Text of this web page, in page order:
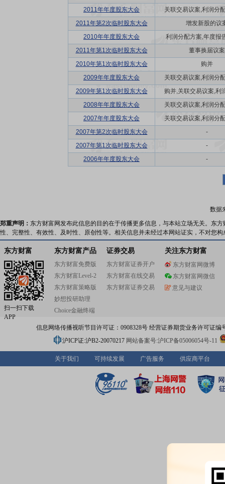
2011年年度股东大会
关联交易议案,利润分
2011年第2次临时股东大会
增发新股的议
2010年年度股东大会
利润分配方案,年度报
2011年第1次临时股东大会
董事换届议案
2010年第1次临时股东大会
购并
2009年年度股东大会
关联交易议案,利润分
2009年第1次临时股东大会
购并,关联交易议案,利
2008年年度股东大会
关联交易议案,利润分
2007年年度股东大会
关联交易议案,利润分
2007年第2次临时股东大会
-
2007年第1次临时股东大会
-
2006年年度股东大会
-
数据
郑重声明： 东方财富网发布此信息的目的在于传播更多信息，与本站立场无关。东
性、完整性、有效性、及时性、原创性等。相关信息并未经过本网站证实，不对您
东方财富
扫一扫下载
APP
东方财富产品
东方财富免费版
东方财富Level-2
东方财富策略版
妙想投研助理
Choice金融终端
证券交易
东方财富证券开户
东方财富在线交易
东方财富证券交易
关注东方财富
东方财富网微博
东方财富网微信
意见与建议
信息网络传播视听节目许可证：0908328号 经营证券期货业务许可证编
沪ICP证:沪B2-20070217 网站备案号:沪ICP备05006054号-11
关于我们 可持续发展 广告服务 供应商平台